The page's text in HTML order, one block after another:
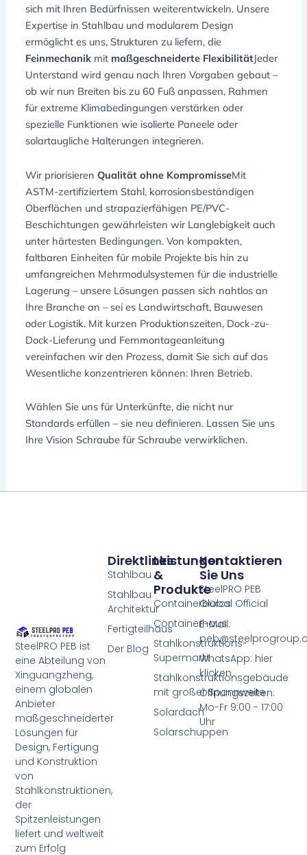
sich mit Ihren Bedürfnissen weiterentwickeln. Unsere
Expertise in Stahlbau und modularem Design
ermöglicht es uns, Strukturen zu liefern, die
Feinmechanik mit maßgeschneiderte FlexibilitätJeder
Unterstand wird genau nach Ihren Vorgaben gebaut –
ob wir nun Breiten bis zu 60 Fuß anpassen, Rahmen
für extreme Klimabedingungen verstärken oder
spezielle Funktionen wie isolierte Paneele oder
solartaugliche Halterungen integrieren.
Wir priorisierenQualität ohne KompromisseMit
ASTM-zertifiziertem Stahl, korrosionsbeständigen
Oberflächen und strapazierfähigen PE/PVC-
Beschichtungen gewährleisten wir Langlebigkeit auch
unter härtesten Bedingungen. Von kompakten,
faltbaren Einheiten für mobile Projekte bis hin zu
umfangreichen Mehrmodulsystemen für die industrielle
Lagerung – unsere Lösungen passen sich nahtlos an
Ihre Branche an – sei es Landwirtschaft, Bauwesen
oder Logistik. Mit kurzen Produktionszeiten, Dock-zu-
Dock-Lieferung und Fernmontageanleitung
vereinfachen wir den Prozess, damit Sie sich auf das
Wesentliche konzentrieren können: Ihren Betrieb.
Wählen Sie uns für Unterkünfte, die nicht nur
Standards erfüllen – sie neu definieren. Lassen Sie uns
Ihre Vision Schraube für Schraube verwirklichen.
SteelPRO PEB ist
eine Abteilung von
Xinguangzheng,
einem globalen
Anbieter
maßgeschneiderter
Lösungen für
Design, Fertigung
und Konstruktion
von
Stahlkonstruktionen,
der
Spitzenleistungen
liefert und weltweit
zum Erfolg
Leistungen
&
Produkte
Containerbüros
Containerhaus
Stahlkonstruktions-
Supermarkt
Stahlkonstruktionsgebäude
mit großer Spannweite
Solardach
Solarschuppen
Direktlinks
Stahlbau
Stahlbau
Architektur
Fertigteilhaus
Der Blog
Kontaktieren
Sie Uns
SteelPRO PEB
Global Official
E-Mail:
WhatsApp: hier
klicken
Öffnungszeiten:
Mo-Fr 9:00 - 17:00
Uhr